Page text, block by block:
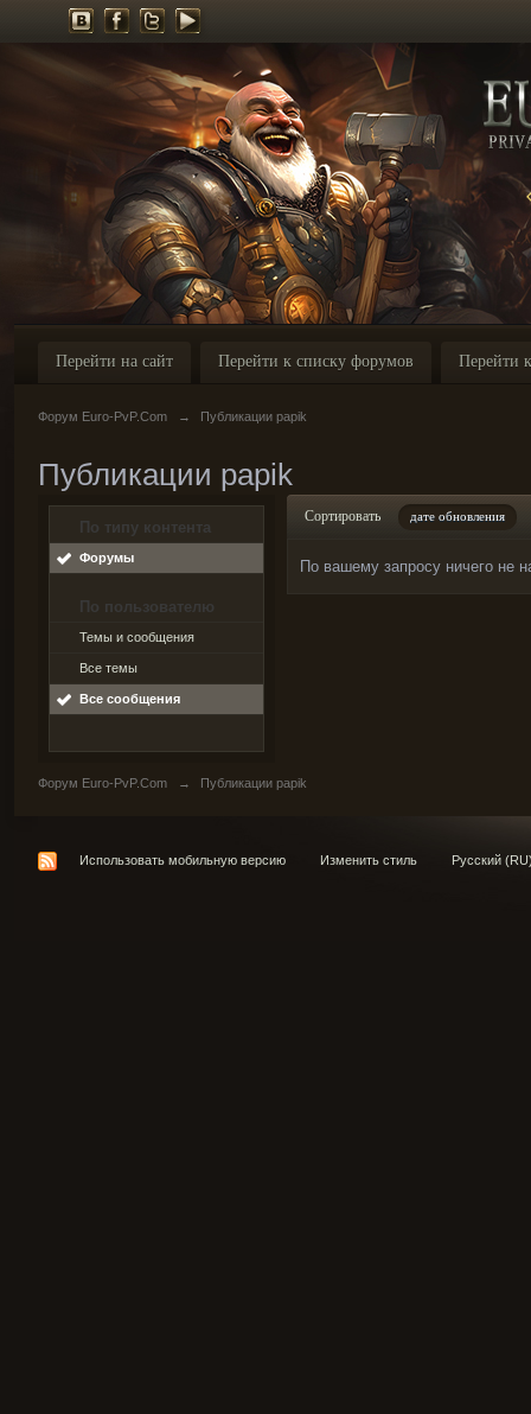
Перейти на сайт Перейти к списку форумов Перейти
Форум Euro-PvP.Com → Публикации papik
Публикации papik
По типу контента
Форумы
По пользователю
Темы и сообщения
Все темы
Все сообщения
Сортировать дате обновления
По вашему запросу ничего не
Форум Euro-PvP.Com → Публикации papik
Использовать мобильную версию Изменить стиль Русский